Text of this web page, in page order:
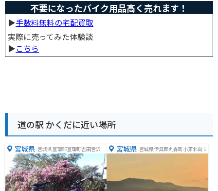
不要になったバイク用品高く売れます！
▶︎手数料無料の宅配買取
実際に売ってみた体験談
▶︎こちら
道の駅 かくだに近い場所
宮城県 宮城県亘理郡亘理町吉田宮沢 宮城県 宮城県伊具郡丸森町小斎北向１